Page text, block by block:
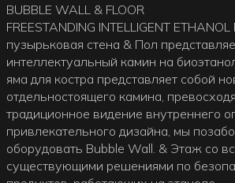
BUBBLE WALL & FLOOR
FREESTANDING INTELLIGENT ETHANOL
пузырьковая стена & Пол
интеллектуальный камин на
яма для костра представляет собой
отдельностоящего камина,
традиционное видение внутреннего
привлекательного дизайна, мы
оборудовать Bubble Wall. & Этаж со
существующими решениями по